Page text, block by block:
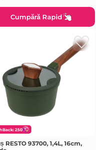
Cumpără Rapid
250
RESTO 93700, 1,4L, 16cm,